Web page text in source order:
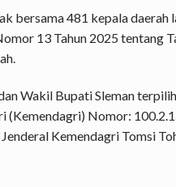
bersama 481 kepala daerah
13 Tahun 2025 tentang
Wakil Bupati Sleman
(Kemendagri) Nomor:
Kemendagri Tomsi